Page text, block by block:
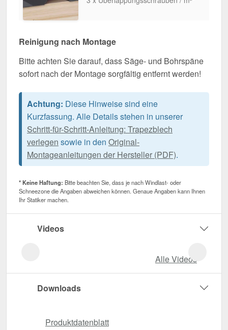
Reinigung nach Montage
Bitte achten Sie darauf, dass Säge- und Bohrspäne
sofort nach der Montage sorgfältig entfernt werden!
Achtung: Diese Hinweise sind eine
Kurzfassung. Alle Details stehen in unserer
Schritt-für-Schritt-Anleitung: Trapezblech
verlegen sowie in den Original-
Montageanleitungen der Hersteller (PDF).
* Keine Haftung: Bitte beachten Sie, dass je nach Windlast- oder
Schneezone die Angaben abweichen können. Genaue Angaben kann Ihnen
Ihr Statiker machen.
Videos
Alle Videos
Downloads
Produktdatenblatt